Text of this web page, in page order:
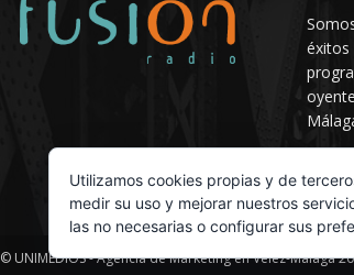
éxitos
© UNIMEDIOS - Agencia de Marketing en Vélez-Málaga
Utilizamos cookies propias y de
medir su uso y mejorar nuestros
las no necesarias o configurar sus